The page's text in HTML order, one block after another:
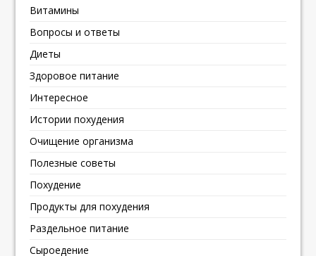
Витамины
Вопросы и ответы
Диеты
Здоровое питание
Интересное
Истории похудения
Очищение организма
Полезные советы
Похудение
Продукты для похудения
Раздельное питание
Сыроедение